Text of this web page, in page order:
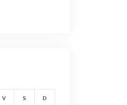
V S D